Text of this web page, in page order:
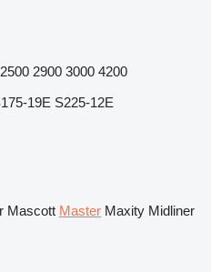
2500 2900 3000 4200
19E S225-12E
Mascott Master Maxity Midliner